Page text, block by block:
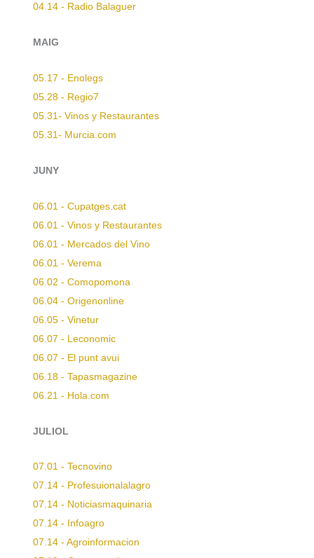
04.14 - Radio Balaguer
MAIG
05.17 - Enolegs
05.28 - Regio7
05.31- Vinos y Restaurantes
05.31- Murcia.com
JUNY
06.01 - Cupatges.cat
06.01 - Vinos y Restaurantes
06.01 - Mercados del Vino
06.01 - Verema
06.02 - Comopomona
06.04 - Origenonline
06.05 - Vinetur
06.07 - Leconomic
06.07 - El punt avui
06.18 - Tapasmagazine
06.21 - Hola.com
JULIOL
07.01 - Tecnovino
07.14 - Profesuionalalagro
07.14 - Noticiasmaquinaria
07.14 - Infoagro
07.14 - Agroinformacion